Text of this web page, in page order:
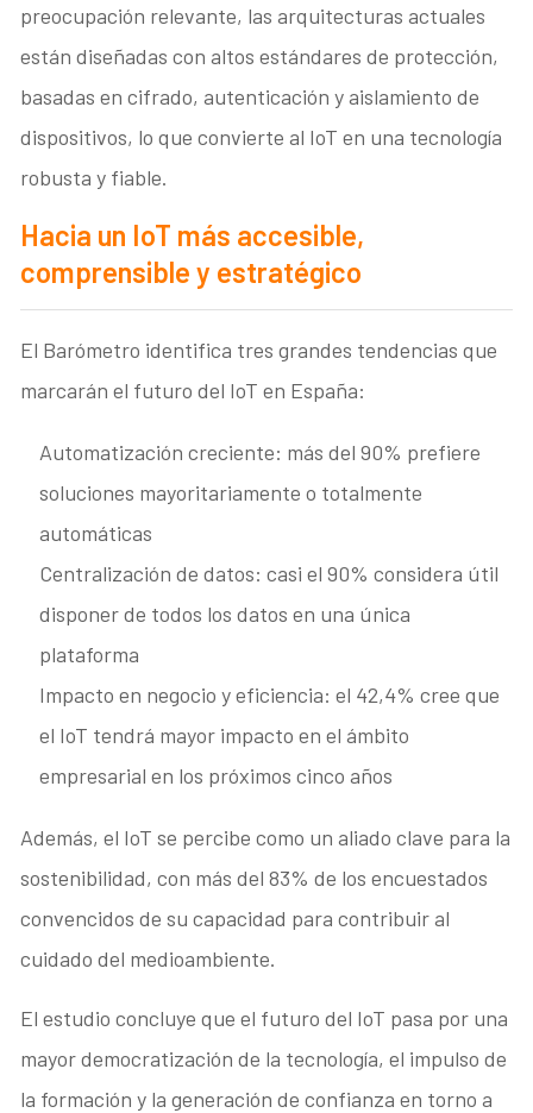
preocupación relevante, las arquitecturas actuales
están diseñadas con altos estándares de protección,
basadas en cifrado, autenticación y aislamiento de
dispositivos, lo que convierte al IoT en una tecnología
robusta y fiable.
Hacia un IoT más accesible,
comprensible y estratégico
El Barómetro identifica tres grandes tendencias que
marcarán el futuro del IoT en España:
Automatización creciente: más del 90% prefiere
soluciones mayoritariamente o totalmente
automáticas
Centralización de datos: casi el 90% considera útil
disponer de todos los datos en una única
plataforma
Impacto en negocio y eficiencia: el 42,4% cree que
el IoT tendrá mayor impacto en el ámbito
empresarial en los próximos cinco años
Además, el IoT se percibe como un aliado clave para la
sostenibilidad, con más del 83% de los encuestados
convencidos de su capacidad para contribuir al
cuidado del medioambiente.
El estudio concluye que el futuro del IoT pasa por una
mayor democratización de la tecnología, el impulso de
la formación y la generación de confianza en torno a